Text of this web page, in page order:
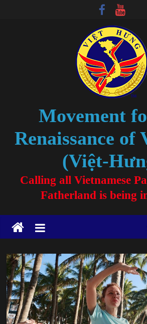
Movement
Renaissance of
(Việt-
Calling all Vietnamese
Fatherland is being